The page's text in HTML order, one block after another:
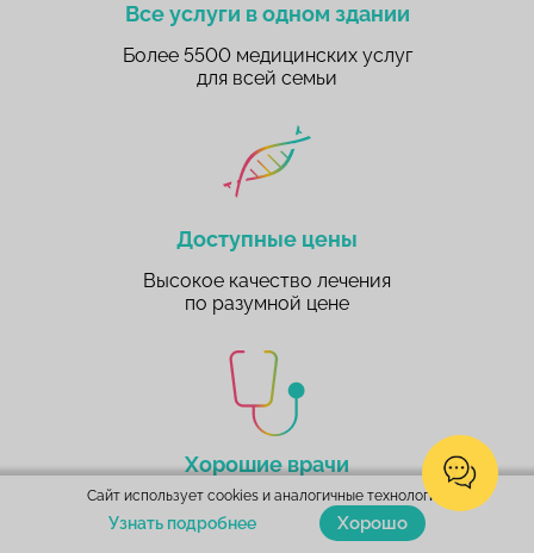
Все услуги в одном здании
Более 5500 медицинских услуг
для всей семьи
Доступные цены
Высокое качество лечения
по разумной цене
Хорошие врачи
Более 110 врачей
с большим опытом
Сайт использует cookies и аналогичные технологии.
Узнать подробнее Хорошо